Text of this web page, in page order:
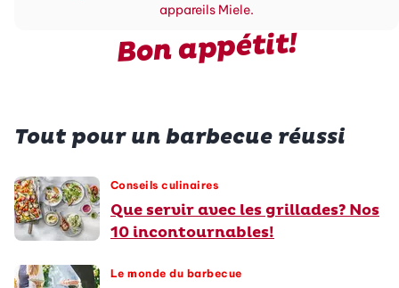
appareils Miele.
Bon appétit!
Tout pour un barbecue réussi
Conseils culinaires
Que servir avec les grillades? Nos
10 incontournables!
Le monde du barbecue